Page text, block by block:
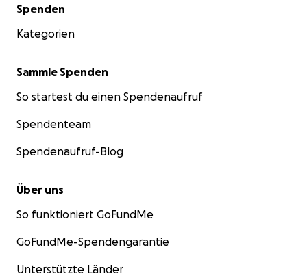
Sekundärmenü
Spenden
Kategorien
Sammle Spenden
So startest du einen Spendenaufruf
Spendenteam
Spendenaufruf-Blog
Über uns
So funktioniert GoFundMe
GoFundMe-Spendengarantie
Unterstützte Länder